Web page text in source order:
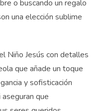
o buscando un
son una elección
Niño Jesús con
aureola que añade
La elegancia y
Santini aseguran